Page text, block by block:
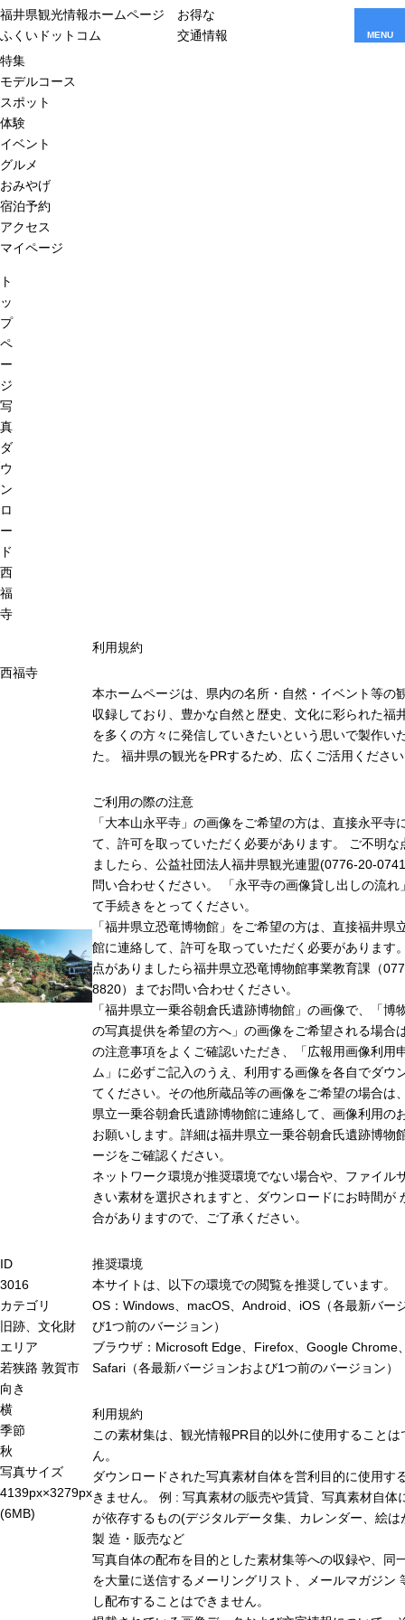
福井県観光情報ホームページ
ふくいドットコム
お得な
交通情報
MENU
特集
モデルコース
スポット
体験
イベント
グルメ
おみやげ
宿泊予約
アクセス
マイページ
ト
ッ
プ
ペ
ー
ジ
写
真
ダ
ウ
ン
ロ
ー
ド
西
福
寺
西福寺
ID
3016
カテゴリ
旧跡、文化財
エリア
若狭路 敦賀市
向き
横
季節
秋
写真サイズ
4139px×3279px
(6MB)
利用規約
本ホームページは、県内の名所・自然・イベント等の
収録しており、豊かな自然と歴史、文化に彩られた福
を多くの方々に発信していきたいという思いで製作い
た。 福井県の観光をPRするため、広くご活用くださ
ご利用の際の注意
「大本山永平寺」の画像をご希望の方は、直接永平寺
て、許可を取っていただく必要があります。 ご不明な
ましたら、公益社団法人福井県観光連盟(0776-20-
問い合わせください。 「永平寺の画像貸し出しの流れ
て手続きをとってください。
「福井県立恐竜博物館」をご希望の方は、直接福井県
館に連絡して、許可を取っていただく必要があります
点がありましたら福井県立恐竜博物館事業教育課（
8820）までお問い合わせください。
「福井県立一乗谷朝倉氏遺跡博物館」の画像で、「博
の写真提供を希望の方へ」の画像をご希望される場合
の注意事項をよくご確認いただき、「広報用画像利用
ム」に必ずご記入のうえ、利用する画像を各自でダウ
てください。その他所蔵品等の画像をご希望の場合は
県立一乗谷朝倉氏遺跡博物館に連絡して、画像利用の
お願いします。詳細は福井県立一乗谷朝倉氏遺跡博物
ージをご確認ください。
ネットワーク環境が推奨環境でない場合や、ファイル
きい素材を選択されますと、ダウンロードにお時間が
合がありますので、ご了承ください。
推奨環境
本サイトは、以下の環境での閲覧を推奨しています。
OS：Windows、macOS、Android、iOS（各最新バー
び1つ前のバージョン）
ブラウザ：Microsoft Edge、Firefox、Google Chrome
Safari（各最新バージョンおよび1つ前のバージョン）
利用規約
この素材集は、観光情報PR目的以外に使用することは
ん。
ダウンロードされた写真素材自体を営利目的に使用す
きません。 例 : 写真素材の販売や賃貸、写真素材自体
が依存するもの(デジタルデータ集、カレンダー、絵は
製 造・販売など
写真自体の配布を目的とした素材集等への収録や、同
を大量に送信するメーリングリスト、メールマガジン
し配布することはできません。